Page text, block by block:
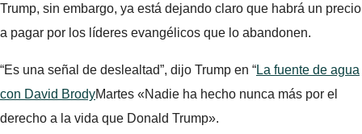
Trump, sin embargo, ya está dejando claro que habrá un precio
a pagar por los líderes evangélicos que lo abandonen.
“Es una señal de deslealtad”, dijo Trump en “La fuente de agua
con David BrodyMartes «Nadie ha hecho nunca más por el
derecho a la vida que Donald Trump».